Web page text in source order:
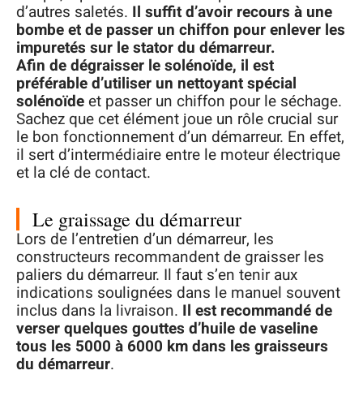
d’autres saletés. Il suffit d’avoir recours à une
bombe et de passer un chiffon pour enlever les
impuretés sur le stator du démarreur.
Afin de dégraisser le solénoïde, il est
préférable d’utiliser un nettoyant spécial
solénoïdeet passer un chiffon pour le séchage.
Sachez que cet élément joue un rôle crucial sur
le bon fonctionnement d’un démarreur. En effet,
il sert d’intermédiaire entre le moteur électrique
et la clé de contact.
Le graissage du démarreur
Lors de l’entretien d’un démarreur, les
constructeurs recommandent de graisser les
paliers du démarreur. Il faut s’en tenir aux
indications soulignées dans le manuel souvent
inclus dans la livraison. Il est recommandé de
verser quelques gouttes d’huile de vaseline
tous les 5000 à 6000 km dans les graisseurs
du démarreur.